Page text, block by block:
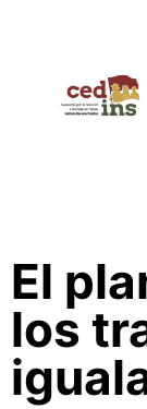
El
los